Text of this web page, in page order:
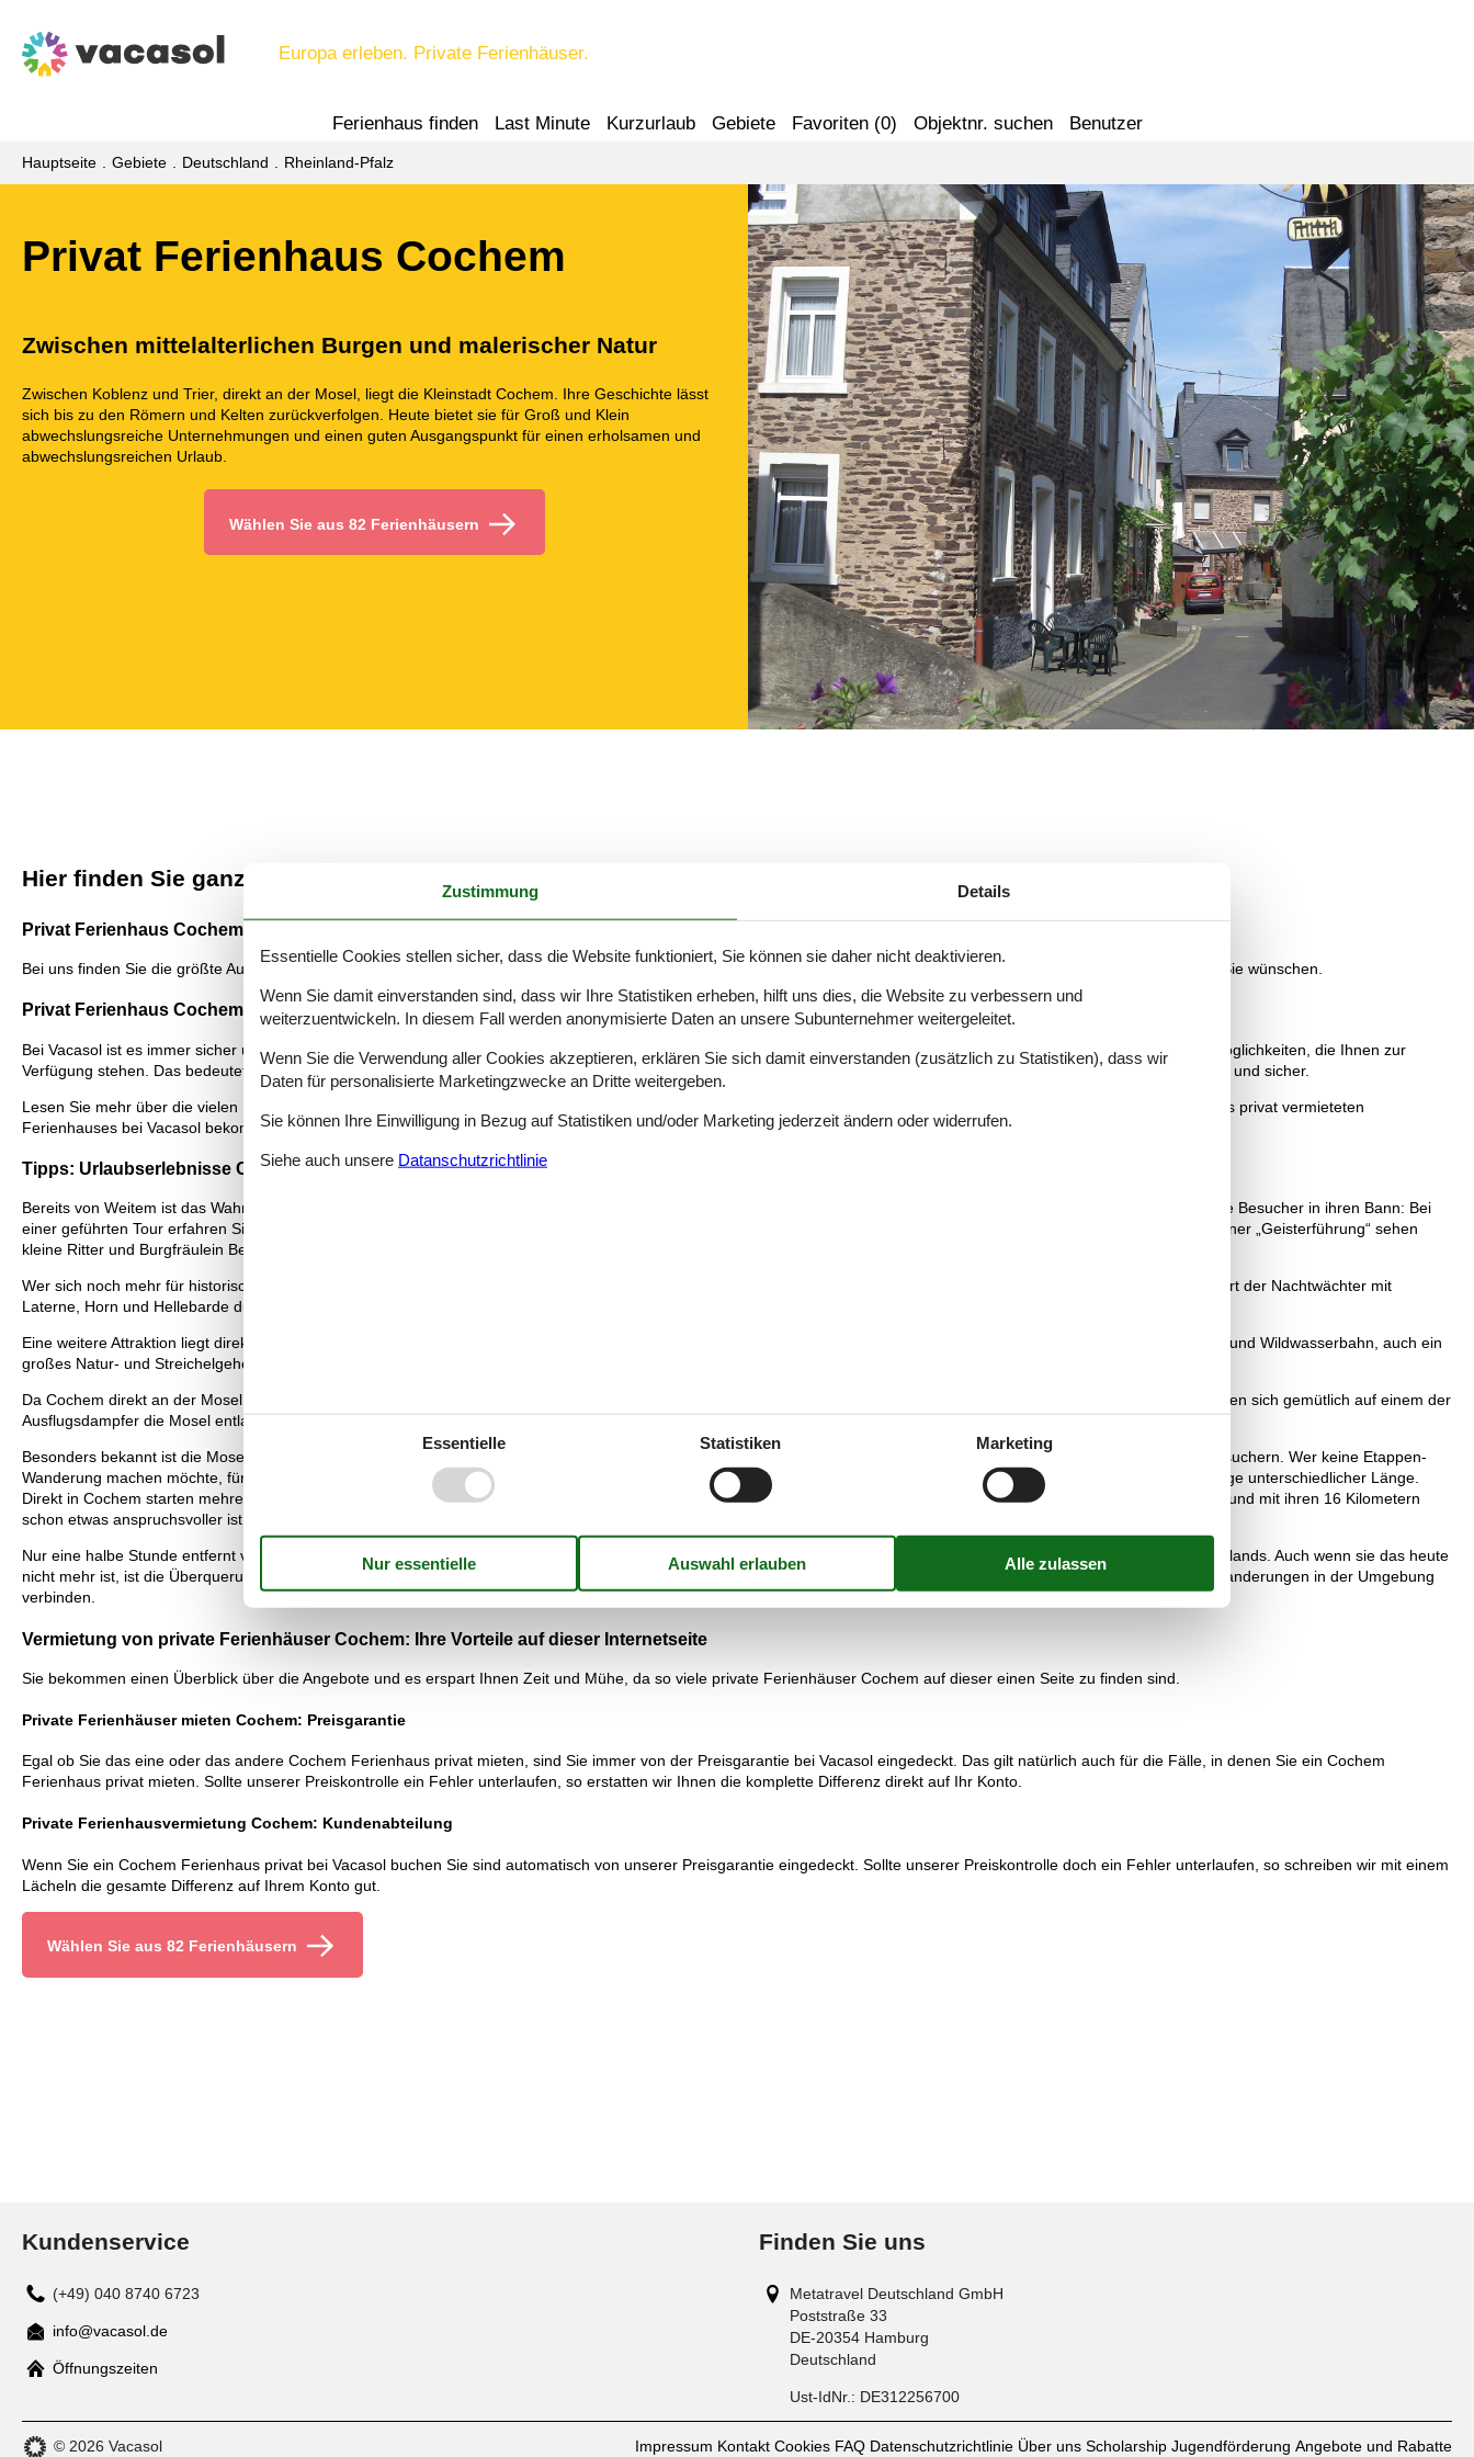
Europa erleben. Private Ferienhäuser.
Ferienhaus finden Last Minute Kurzurlaub Gebiete Favoriten (0) Objektnr. suchen Benutzer
Hauptseite Gebiete Deutschland Rheinland-Pfalz
Privat Ferienhaus Cochem
Zwischen mittelalterlichen Burgen und malerischer Natur
Zwischen Koblenz und Trier, direkt an der Mosel, liegt die Kleinstadt Cochem. Ihre Geschichte lässt
sich bis zu den Römern und Kelten zurückverfolgen. Heute bietet sie für Groß und Klein
abwechslungsreiche Unternehmungen und einen guten Ausgangspunkt für einen erholsamen und
abwechslungsreichen Urlaub.
Wählen Sie aus 82 Ferienhäusern
Hier finden Sie ganz einfach ein schönes Ferienhaus
Privat Ferienhaus Cochem mieten: Schöne Erlebnisse erwarten Sie
Bei uns finden Sie die größte Auswahl an privater Ferienhäuser an einer Stelle, damit Sie problemlos genau das privat vermietete Ferienhaus in Cochem finden können, das Sie wünschen.
Privat Ferienhaus Cochem: Die größte Auswahl
Bei Vacasol ist es immer sicher und leicht ein Ferienhaus Cochem privat zu finden - und zu buchen. Bei uns finden Sie jederzeit die größte Auswahl und Überblick über alle Möglichkeiten, die Ihnen zur
Verfügung stehen. Das bedeutet für Sie, dass Sie sich auf dieser Seite schnell einen Überblick über alle Möglichkeiten machen können um den Urlaub zu planen. Alles einfach und sicher.
Lesen Sie mehr über die vielen Urlaubserlebnisse und Sehenswürdigkeiten, zwischen denen Sie sich entscheiden können, und über die Vorteile, die Sie bei der Buchung eines privat vermieteten
Ferienhauses bei Vacasol bekommen.
Tipps: Urlaubserlebnisse Cochem
Bereits von Weitem ist das Wahrzeichen der Stadt sichtbar: Die Reichsburg Cochem. Diese Höhenburg wurde Anfang des 12. Jahrhunderts errichtet. Auch heute zieht sie viele Besucher in ihren Bann: Bei
einer geführten Tour erfahren Sie interessante Details über die ereignisreiche und spannende Geschichte der Reichsburg Cochem. Ein besonderes Highlight für Kinder: Bei einer „Geisterführung“ sehen
kleine Ritter und Burgfräulein Bereiche der Burg, die sonst nicht Teil der Führungen sind. Auch ein anschließendes „Räuberessen“ ist möglich.
Wer sich noch mehr für historische Einzelheiten von Cochem interessiert, kommt bei einem Stadtrundgang mit dem Nachtwächter auf seine Kosten. Jeden Samstagabend führt der Nachtwächter mit
Laterne, Horn und Hellebarde durch die romantische Altstadt. Dabei vermittelt er auf unterhaltsame Art Einzelheiten zur Geschichte von Cochem.
Eine weitere Attraktion liegt direkt im Nachbarort von Cochem: Der Wild- und Freizeitpark Klotten. Der Freizeitpark bietet neben den üblichen Fahrgeschäften, wie Achterbahn und Wildwasserbahn, auch ein
großes Natur- und Streichelgehege. Ebenfalls angeschlossen ist eine Falknerei. Dieses abwechslungsreiche Angebot begeistert Kinder jeder Altersgruppe.
Da Cochem direkt an der Mosel liegt, bieten sich natürlich auch Aktivitäten auf dem Wasser an: So können Sie bei einer Kanu-Tour selber sportlich aktiv werden. Oder Sie lassen sich gemütlich auf einem der
Ausflugsdampfer die Mosel entlang treiben. Dabei begleitet Sie das malerische Panorama der Schlösser, Burgen und Weinberge links und rechts der Mosel.
Besonders bekannt ist die Mosel und ihre Umgebung für ihre wunderschönen Wanderrouten. So begeistert der 365 Kilometern lange Moselsteig jedes Jahr Tausende von Besuchern. Wer keine Etappen-
Wanderung machen möchte, für den bieten die „Moselsteig Seitensprünge“ und „Traumpfade“ eine schöne Alternative: Hierbei handelt es sich um zertifizierte Rundwanderwege unterschiedlicher Länge.
Direkt in Cochem starten mehrere reizvolle Wanderwege in unterschiedlicher Länge und Schwierigkeit. Dazu gehört auch die „Cochemer Ritterrunde“, die direkt im Ort startet und mit ihren 16 Kilometern
schon etwas anspruchsvoller ist. Dafür belohnt sie auf halber Strecke ein atemberaubender Ausblick vom Aussichtspunkt Hubertushöhe.
Nur eine halbe Stunde entfernt von Cochem liegt ein Ausflugsziel für Mutige und Schwindelfreie: Die Geierlay Hängeseilbrücke war bis 2017 die längste Hängebrücke Deutschlands. Auch wenn sie das heute
nicht mehr ist, ist die Überquerung der 360 Meter langen Brücke ein wackeliges und unvergessliches Erlebnis. Die Überquerung der Brücke lässt sich sehr gut mit weiteren Wanderungen in der Umgebung
verbinden.
Vermietung von private Ferienhäuser Cochem: Ihre Vorteile auf dieser Internetseite
Sie bekommen einen Überblick über die Angebote und es erspart Ihnen Zeit und Mühe, da so viele private Ferienhäuser Cochem auf dieser einen Seite zu finden sind.
Private Ferienhäuser mieten Cochem: Preisgarantie
Egal ob Sie das eine oder das andere Cochem Ferienhaus privat mieten, sind Sie immer von der Preisgarantie bei Vacasol eingedeckt. Das gilt natürlich auch für die Fälle, in denen Sie ein Cochem
Ferienhaus privat mieten. Sollte unserer Preiskontrolle ein Fehler unterlaufen, so erstatten wir Ihnen die komplette Differenz direkt auf Ihr Konto.
Private Ferienhausvermietung Cochem: Kundenabteilung
Wenn Sie ein Cochem Ferienhaus privat bei Vacasol buchen Sie sind automatisch von unserer Preisgarantie eingedeckt. Sollte unserer Preiskontrolle doch ein Fehler unterlaufen, so schreiben wir mit einem
Lächeln die gesamte Differenz auf Ihrem Konto gut.
Wählen Sie aus 82 Ferienhäusern
Kundenservice
(+49) 040 8740 6723
Mail
info@vacasol.de
Öffnungszeiten
Finden Sie uns
Metatravel Deutschland GmbH
Poststraße 33
DE-20354 Hamburg
Deutschland
Ust-IdNr.: DE312256700
© 2026 Vacasol Impressum Kontakt Cookies FAQ Datenschutzrichtlinie Über uns Scholarship Jugendförderung Angebote und Rabatte
Zustimmung Details
Essentielle Cookies stellen sicher, dass die Website funktioniert, Sie können sie daher nicht deaktivieren.
Wenn Sie damit einverstanden sind, dass wir Ihre Statistiken erheben, hilft uns dies, die Website zu verbessern und
weiterzuentwickeln. In diesem Fall werden anonymisierte Daten an unsere Subunternehmer weitergeleitet.
Wenn Sie die Verwendung aller Cookies akzeptieren, erklären Sie sich damit einverstanden (zusätzlich zu Statistiken), dass wir
Daten für personalisierte Marketingzwecke an Dritte weitergeben.
Sie können Ihre Einwilligung in Bezug auf Statistiken und/oder Marketing jederzeit ändern oder widerrufen.
Siehe auch unsere Datanschutzrichtlinie
Essentielle Statistiken Marketing